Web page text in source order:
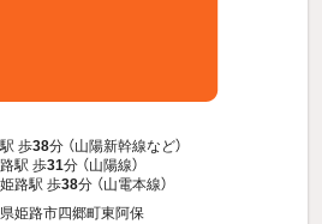
歩38分 （山陽新幹線など）
駅 歩31分 （山陽線）
路駅 歩38分 （山電本線）
姫路市四郷町東阿保